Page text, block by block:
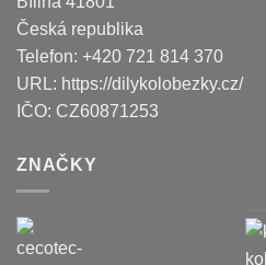
Česká republika
Telefon: +420 721 814 370
URL: https://dilykolobezky.cz/
IČO: CZ60871253
ZNAČKY